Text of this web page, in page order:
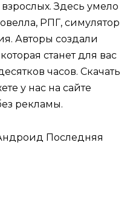
Здесь умело
РПГ, симулятор
Авторы создали
станет для вас
часов. Скачать
у нас на сайте
рекламы.